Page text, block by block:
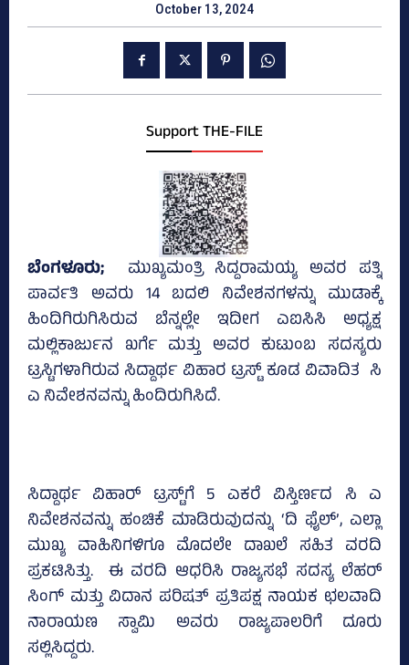
October 13, 2024
Support THE-FILE
ಬೆಂಗಳೂರು; ಮುಖ್ಯಮಂತ್ರಿ ಸಿದ್ದರಾಮಯ್ಯ ಅವರ ಪತ್ನಿ
ಪಾರ್ವತಿ ಅವರು 14 ಬದಲಿ ನಿವೇಶನಗಳನ್ನು ಮುಡಾಕ್ಕೆ
ಹಿಂದಿಗಿರುಗಿಸಿರುವ ಬೆನ್ನಲ್ಲೇ ಇದೀಗ ಎಐಸಿಸಿ ಅಧ್ಯಕ್ಷ
ಮಲ್ಲಿಕಾರ್ಜುನ ಖರ್ಗೆ ಮತ್ತು ಅವರ ಕುಟುಂಬ ಸದಸ್ಯರು
ಟ್ರಸ್ಟಿಗಳಾಗಿರುವ ಸಿದ್ದಾರ್ಥ ವಿಹಾರ ಟ್ರಸ್ಟ್‌ ಕೂಡ ವಿವಾದಿತ ಸಿ
ಎ ನಿವೇಶನವನ್ನು ಹಿಂದಿರುಗಿಸಿದೆ.
ಸಿದ್ದಾರ್ಥ ವಿಹಾರ್‌ ಟ್ರಸ್ಟ್‌ಗೆ 5 ಎಕರೆ ವಿಸ್ತಿರ್ಣದ ಸಿ ಎ
ನಿವೇಶನವನ್ನು ಹಂಚಿಕೆ ಮಾಡಿರುವುದನ್ನು ‘ದಿ ಫೈಲ್‌’, ಎಲ್ಲಾ
ಮುಖ್ಯ ವಾಹಿನಿಗಳಿಗೂ ಮೊದಲೇ ದಾಖಲೆ ಸಹಿತ ವರದಿ
ಪ್ರಕಟಿಸಿತ್ತು. ಈ ವರದಿ ಆಧರಿಸಿ ರಾಜ್ಯಸಭೆ ಸದಸ್ಯ ಲೆಹರ್‌
ಸಿಂಗ್‌ ಮತ್ತು ವಿದಾನ ಪರಿಷತ್‌ ಪ್ರತಿಪಕ್ಷ ನಾಯಕ ಛಲವಾದಿ
ನಾರಾಯಣ ಸ್ವಾಮಿ ಅವರು ರಾಜ್ಯಪಾಲರಿಗೆ ದೂರು
ಸಲ್ಲಿಸಿದ್ದರು.